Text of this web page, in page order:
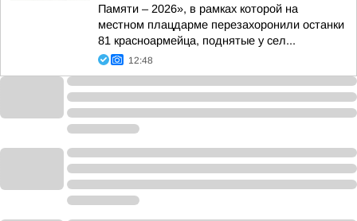
Памяти – 2026», в рамках которой на
местном плацдарме перезахоронили останки
81 красноармейца, поднятые у сел...
12:48